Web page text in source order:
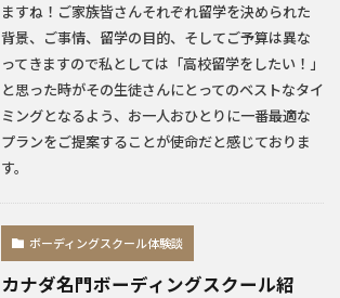
ますね！ご家族皆さんそれぞれ留学を決められた
背景、ご事情、留学の目的、そしてご予算は異な
ってきますので私としては「高校留学をしたい！」
と思った時がその生徒さんにとってのベストなタイ
ミングとなるよう、お一人おひとりに一番最適な
プランをご提案することが使命だと感じておりま
す。
ボーディングスクール体験談
カナダ名門ボーディングスクール紹